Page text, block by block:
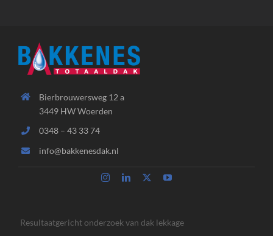
Bierbrouwersweg 12 a
3449 HW Woerden
0348 – 43 33 74
info@bakkenesdak.nl
Resultaatgericht onderzoek van dak lekkage